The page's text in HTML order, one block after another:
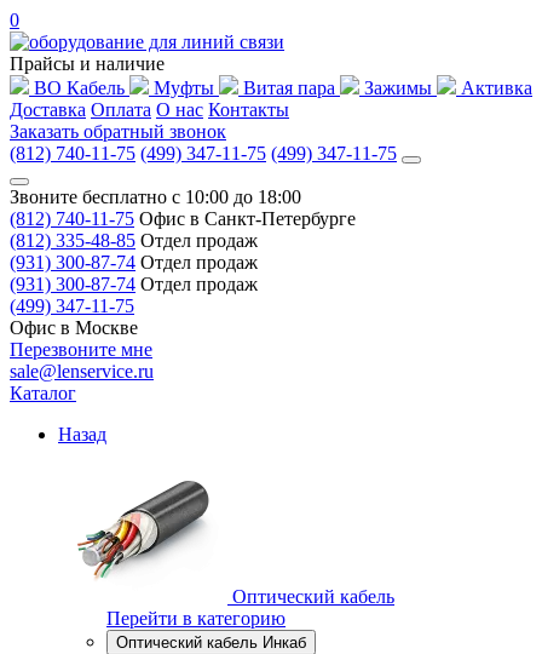
0
Прайсы и наличие
ВО Кабель
Муфты Витая пара Зажимы
Активка
Доставка Оплата О нас Контакты
Заказать обратный звонок
(812) 740-11-75 (499) 347-11-75 (499) 347-11-75
Звоните бесплатно с 10:00 до 18:00
(812) 740-11-75 Офис в Санкт-Петербурге
(812) 335-48-85 Отдел продаж
(931) 300-87-74 Отдел продаж
(931) 300-87-74 Отдел продаж
(499) 347-11-75
Офис в Москве
Перезвоните мне
sale@lenservice.ru
Каталог
Назад
Оптический кабель
Перейти в категорию
Оптический кабель Инкаб